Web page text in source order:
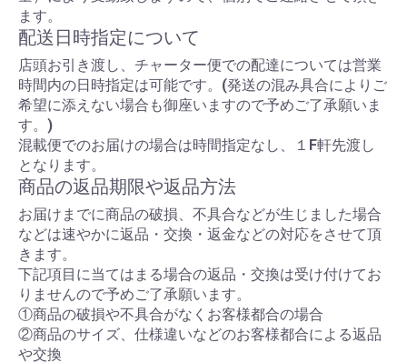
ます。
配送日時指定について
店頭お引き渡し、チャーター便での配達については営業
時間内の日時指定は可能です。(発送の混み具合によりご
希望に添えない場合も御座いますので予めご了承願いま
す。)
混載便でのお届けの場合は時間指定なし、１F軒先渡し
となります。
商品の返品期限や返品方法
お届けまでに商品の破損、不具合などが生じました場合
などは速やかに返品・交換・返金などの対応をさせて頂
きます。
下記項目に当てはまる場合の返品・交換は受け付けてお
りませんので予めご了承願います。
①商品の破損や不具合がなくお客様都合の場合
②商品のサイズ、仕様違いなどのお客様都合による返品
や交換